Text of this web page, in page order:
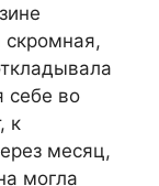
скромная,
себе во
к
месяц,
могла